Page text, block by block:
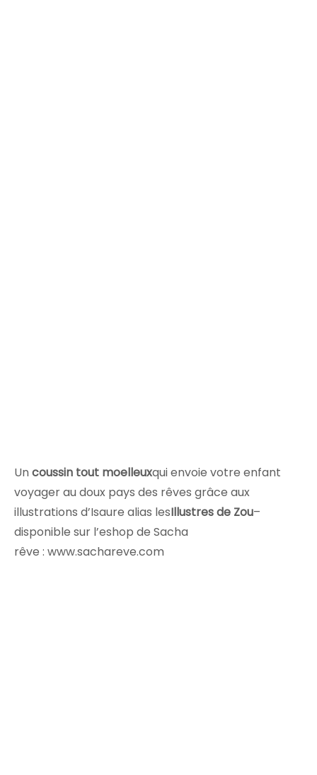
Un coussin tout moelleuxqui envoie votre enfant
voyager au doux pays des rêves grâce aux
illustrations d’Isaure alias lesIllustres de Zou–
disponible sur l’eshop de Sacha
rêve : www.sachareve.com